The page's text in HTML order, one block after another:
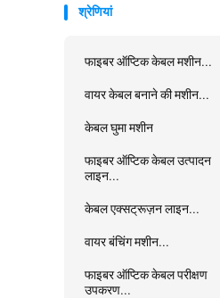
श्रेणियां
फाइबर ऑप्टिक केबल मशीन...
वायर केबल बनाने की मशीन...
केबल घुमा मशीन
फाइबर ऑप्टिक केबल उत्पादन
लाइन...
केबल एक्सट्रूज़न लाइन...
वायर बंचिंग मशीन...
फाइबर ऑप्टिक केबल परीक्षण
उपकरण...